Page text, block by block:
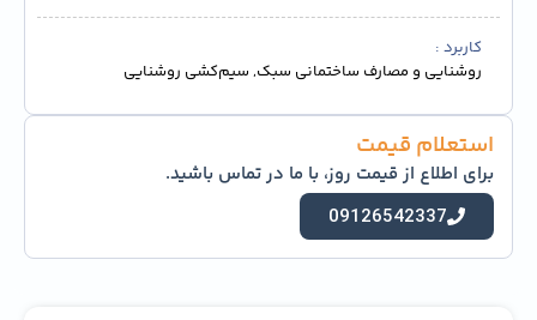
کاربرد
روشنایی و مصارف ساختمانی سبک, سیم‌کشی روشنایی
استعلام قیمت
برای اطلاع از قیمت روز، با ما در تماس باشید.
09126542337